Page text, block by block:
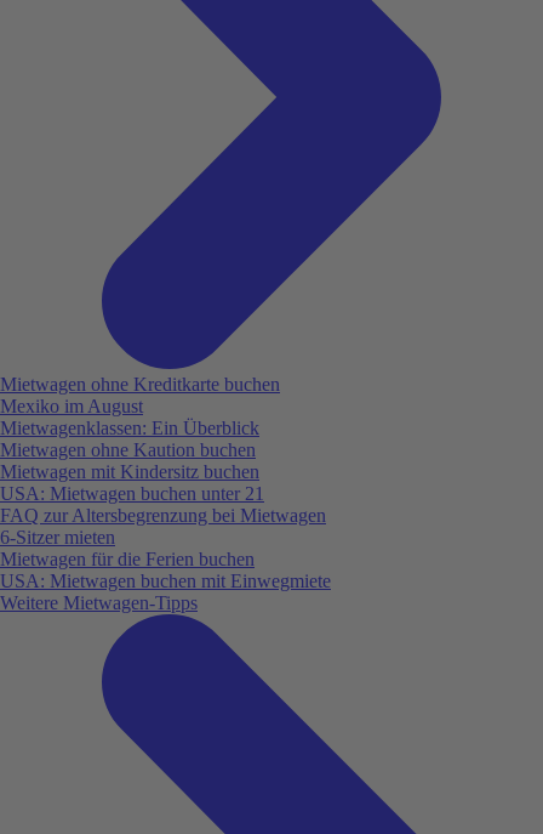
Mietwagen ohne Kreditkarte buchen
Mexiko im August
Mietwagenklassen: Ein Überblick
Mietwagen ohne Kaution buchen
Mietwagen mit Kindersitz buchen
USA: Mietwagen buchen unter 21
FAQ zur Altersbegrenzung bei Mietwagen
6-Sitzer mieten
Mietwagen für die Ferien buchen
USA: Mietwagen buchen mit Einwegmiete
Weitere Mietwagen-Tipps